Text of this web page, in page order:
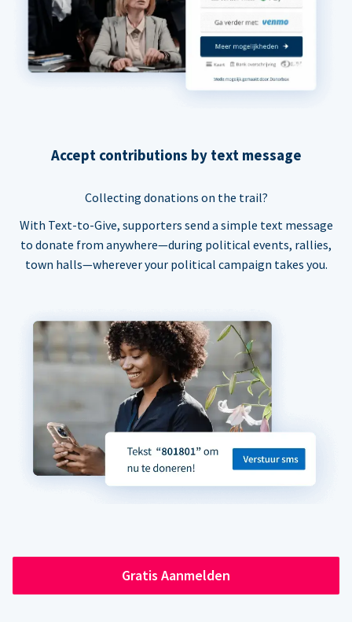
Accept contributions by text message
Collecting donations on the trail?
With Text-to-Give, supporters send a simple text message
to donate from anywhere—during political events, rallies,
town halls—wherever your political campaign takes you.
Gratis Aanmelden